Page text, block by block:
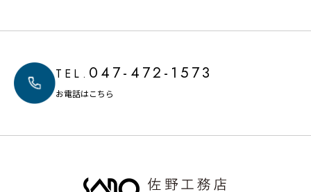
TEL. 047-472-1573
お電話はこちら